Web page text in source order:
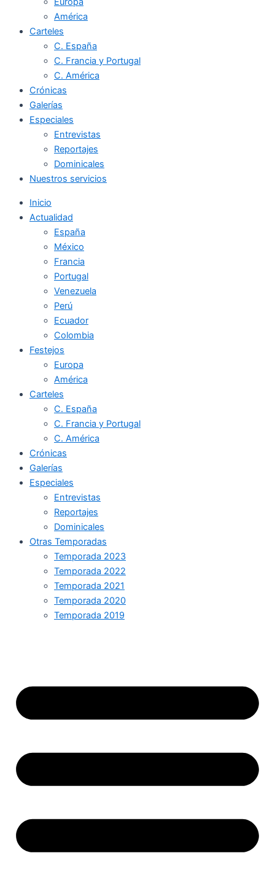
América
Carteles
C. España
C. Francia y Portugal
C. América
Crónicas
Galerías
Especiales
Entrevistas
Reportajes
Dominicales
Nuestros servicios
Inicio
Actualidad
España
México
Francia
Portugal
Venezuela
Perú
Ecuador
Colombia
Festejos
Europa
América
Carteles
C. España
C. Francia y Portugal
C. América
Crónicas
Galerías
Especiales
Entrevistas
Reportajes
Dominicales
Otras Temporadas
Temporada 2023
Temporada 2022
Temporada 2021
Temporada 2020
Temporada 2019